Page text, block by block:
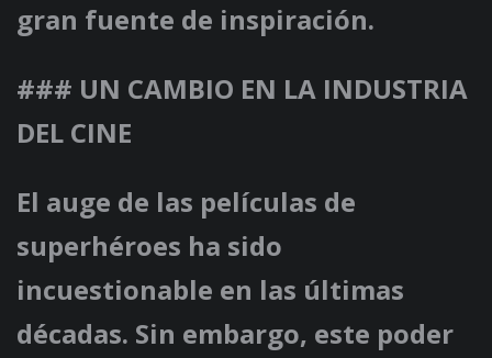
gran fuente de inspiración.
### UN CAMBIO EN LA INDUSTRIA
DEL CINE
El auge de las películas de
superhéroes ha sido
incuestionable en las últimas
décadas. Sin embargo, este poder